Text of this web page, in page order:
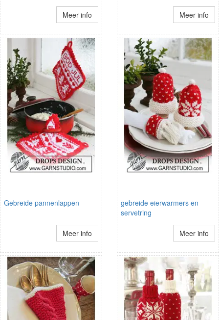
Meer info Meer info
Gebreide pannenlappen
Meer info
gebreide eierwarmers en
servetring
Meer info